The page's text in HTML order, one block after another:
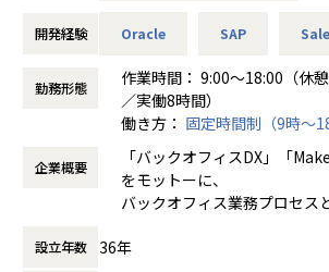
と評価制度。
大事にしています。
爆速で年収を上げたい人もいれば、プライベ
やかな成長を望む人もいる。
目的に合わせた目標設定をして個人個人がそ
しっかり達成し、評価に反映する。
そうすることで、楽しく確実に成長していけ
その上で一緒に働く皆さんには、人とのつな
開発経験 Oracle SAP
勤務形態
作業時間： 9:00～18:00（休
／実働8時間）
働き方： 固定時間制（9時～
時など）
時間外労働の有無： 有（月平
休憩時間： 60分
企業概要
「バックオフィスDX」「
をモットーに、
バックオフィス業務プロセス
企業競争力を向上させること
設立年数 36年